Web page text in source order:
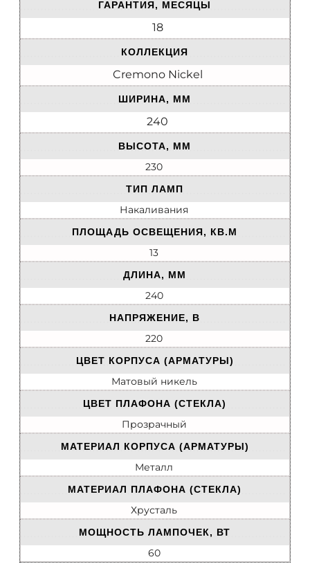
ГАРАНТИЯ, МЕСЯЦЫ
18
КОЛЛЕКЦИЯ
Cremono Nickel
ШИРИНА, ММ
240
ВЫСОТА, ММ
230
ТИП ЛАМП
Накаливания
ПЛОЩАДЬ ОСВЕЩЕНИЯ, КВ.М
13
ДЛИНА, ММ
240
НАПРЯЖЕНИЕ, В
220
ЦВЕТ КОРПУСА (АРМАТУРЫ)
Матовый никель
ЦВЕТ ПЛАФОНА (СТЕКЛА)
Прозрачный
МАТЕРИАЛ КОРПУСА (АРМАТУРЫ)
Металл
МАТЕРИАЛ ПЛАФОНА (СТЕКЛА)
Хрусталь
МОЩНОСТЬ ЛАМПОЧЕК, ВТ
60